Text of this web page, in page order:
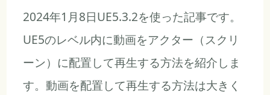
2024年1月8日UE5.3.2を使った記事です。
UE5のレベル内に動画をアクター（スクリ
ーン）に配置して再生する方法を紹介しま
す。動画を配置して再生する方法は大きく